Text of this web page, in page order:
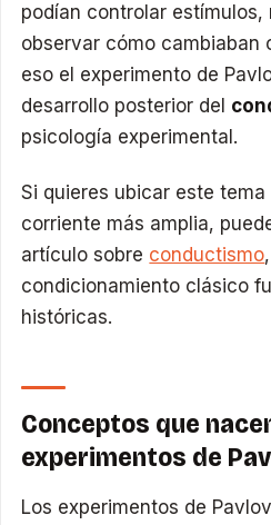
podían controlar estímulos,
observar cómo cambiaban
eso el experimento de
desarrollo posterior del
psicología experimental.
Si quieres ubicar este
corriente más amplia,
artículo sobre conductismo
condicionamiento clásico
históricas.
Conceptos que
experimentos de
Los experimentos de